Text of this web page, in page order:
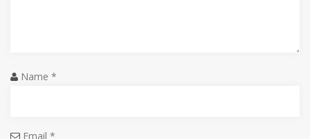
nName *
Email *